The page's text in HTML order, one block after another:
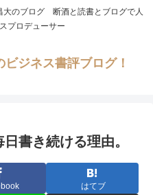
大のブログ 断酒と読書とブログで人
プロデューサー
ジネス書評ブログ！
書き続ける理由。
はてブ